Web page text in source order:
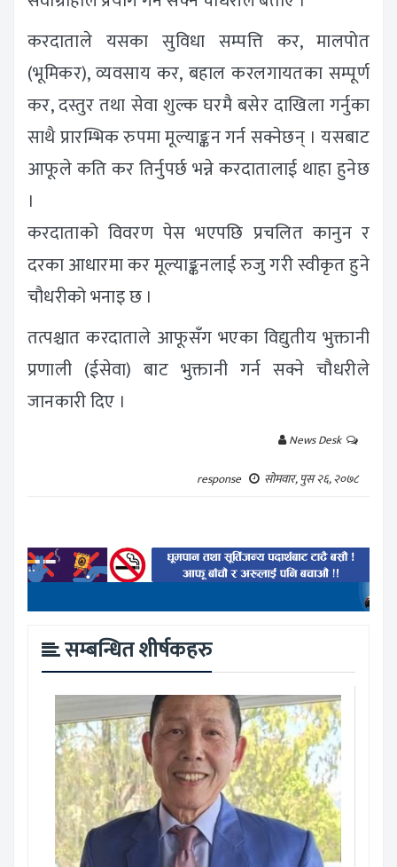
करदाताले यसका सुविधा सम्पत्ति कर, मालपोत
(भूमिकर), व्यवसाय कर, बहाल करलगायतका सम्पूर्ण
कर, दस्तुर तथा सेवा शुल्क घरमै बसेर दाखिला गर्नुका
साथै प्रारम्भिक रुपमा मूल्याङ्कन गर्न सक्नेछन् । यसबाट
आफूले कति कर तिर्नुपर्छ भन्ने करदातालाई थाहा हुनेछ
।
करदाताको विवरण पेस भएपछि प्रचलित कानुन र
दरका आधारमा कर मूल्याङ्कनलाई रुजु गरी स्वीकृत हुने
चौधरीको भनाइ छ ।
तत्पश्चात करदाताले आफूसँग भएका विद्युतीय भुक्तानी
प्रणाली (ईसेवा) बाट भुक्तानी गर्न सक्ने चौधरीले
जानकारी दिए ।
News Desk
response
सोमवार, पुस २६, २०७८
सम्बन्धित शीर्षकहरु